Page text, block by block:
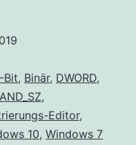
Bit, Binär, DWORD,
,
Editor,
10, Windows 7